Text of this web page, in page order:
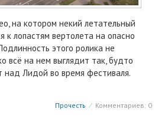
на котором некий летательный
к лопастям вертолета на опасно
этого ролика не
всё на нем выглядит так, будто
над Лидой во время фестиваля.
Прочесть ⁄ Комментариев: 0